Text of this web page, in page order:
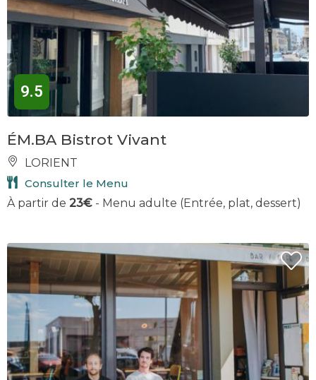
9.5
ÉM.BA Bistrot Vivant
LORIENT
Consulter le Menu
À partir de 23€ - Menu adulte (Entrée, plat, dessert)